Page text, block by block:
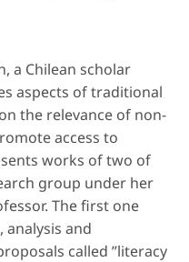
a Chilean scholar
aspects of traditional
the relevance of non-
access to
works of two of
group under her
The first one
and
called ”literacy